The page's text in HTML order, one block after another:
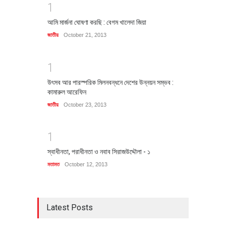
1
আমি মার্জনা ঘোষণা করছি : বেগম খালেদা জিয়া
জাতীয় October 21, 2013
1
উৎসব আর পারস্পরিক মিলনবন্ধনে দেশের উন্নয়ন সম্ভব :
কামারুল আরেফিন
জাতীয় October 23, 2013
1
স্বাধীনতা, পরাধীনতা ও নবাব সিরাজউদ্দৌলা - ১
মতামত October 12, 2013
Latest Posts